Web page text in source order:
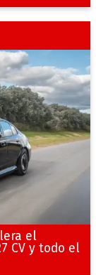
el
CV y todo el